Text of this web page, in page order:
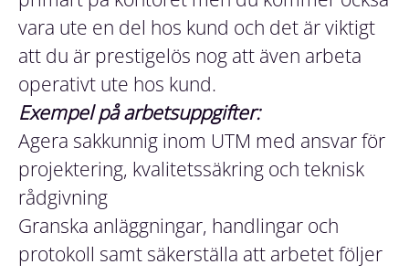
vara ute en del hos kund och det är viktigt
att du är prestigelös nog att även arbeta
operativt ute hos kund.
Exempel på arbetsuppgifter:
Agera sakkunnig inom UTM med ansvar för
projektering, kvalitetssäkring och teknisk
rådgivning
Granska anläggningar, handlingar och
protokoll samt säkerställa att arbetet följer